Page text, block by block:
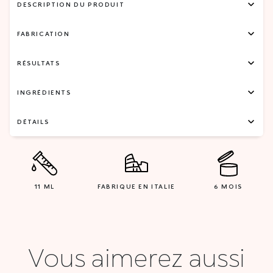
DESCRIPTION DU PRODUIT
FABRICATION
RÉSULTATS
INGRÉDIENTS
DÉTAILS
11 ML FABRIQUE EN ITALIE 6 MOIS
Vous aimerez aussi